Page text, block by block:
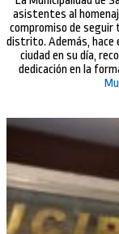
visitadas por la
Municipal Arq. Hector
el domingo 14 de
La Municipalidad de
asistentes al
compromiso de
distrito. Además,
ciudad en su día,
dedicación en la